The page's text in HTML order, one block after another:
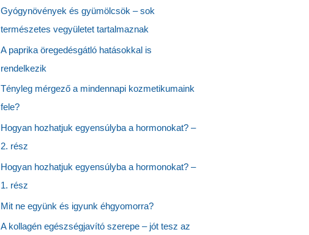
Gyógynövények és gyümölcsök – sok
természetes vegyületet tartalmaznak
A paprika öregedésgátló hatásokkal is
rendelkezik
Tényleg mérgező a mindennapi kozmetikumaink
fele?
Hogyan hozhatjuk egyensúlyba a hormonokat? –
2. rész
Hogyan hozhatjuk egyensúlyba a hormonokat? –
1. rész
Mit ne együnk és igyunk éhgyomorra?
A kollagén egészségjavító szerepe – jót tesz az